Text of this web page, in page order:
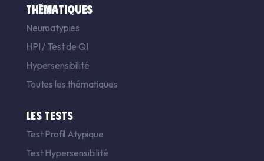
THÉMATIQUES
Neuroatypies
HPI / Test de QI
Hypersensibilité
Toutes les thématiques
LES TESTS
Test Profil Atypique
Test Hypersensibilité